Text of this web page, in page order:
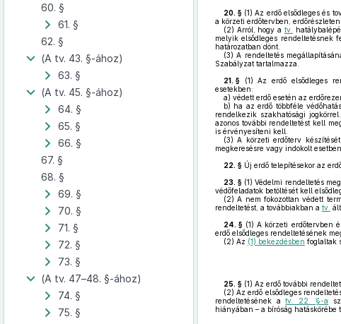
60. §
61. §
62. §
(A tv. 43. §-ához)
63. §
(A tv. 45. §-ához)
64. §
65. §
66. §
67. §
68. §
69. §
70. §
71. §
72. §
73. §
(A tv. 47–48. §-ához)
74. §
75. §
20. §(1) Az erdő elsődleges és
a körzeti erdőtervben,
(2) Arról, hogy a tv.
melyik elsődleges rendeltetésnek
határozatban dönt.
(3) A rendeltetés
Szabályzat tartalmazza.
21. §(1) Az erdő elsődleges
esetekben:
a) védett erdő esetén az
b) ha az erdő többféle
rendelkezik szakhatósági
azonos további rendeltetést kell
is érvényesíteni kell.
(3) A körzeti erdőterv
megkeresésre vagy indokolt
22. §Új erdő telepítésekor az
23. §(1) Védelmi rendeltetés
védőfeladatok betöltését kell
(2) A nem fokozottan védett
rendeltetést, a továbbiakban a tv.
24. §(1) A körzeti erdőtervben
erdő elsődleges rendeltetésének
(2) Az (1) bekezdésben foglaltak
25. §(1) Az erdő további
(2) Az erdő elsődleges
rendeltetésének atv. 22. §-a
hiányában – a bíróság hatáskörébe